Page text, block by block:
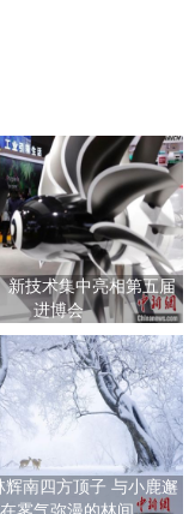
新技术集中亮相第五届
进博会
辉南四方顶子 与小鹿邂